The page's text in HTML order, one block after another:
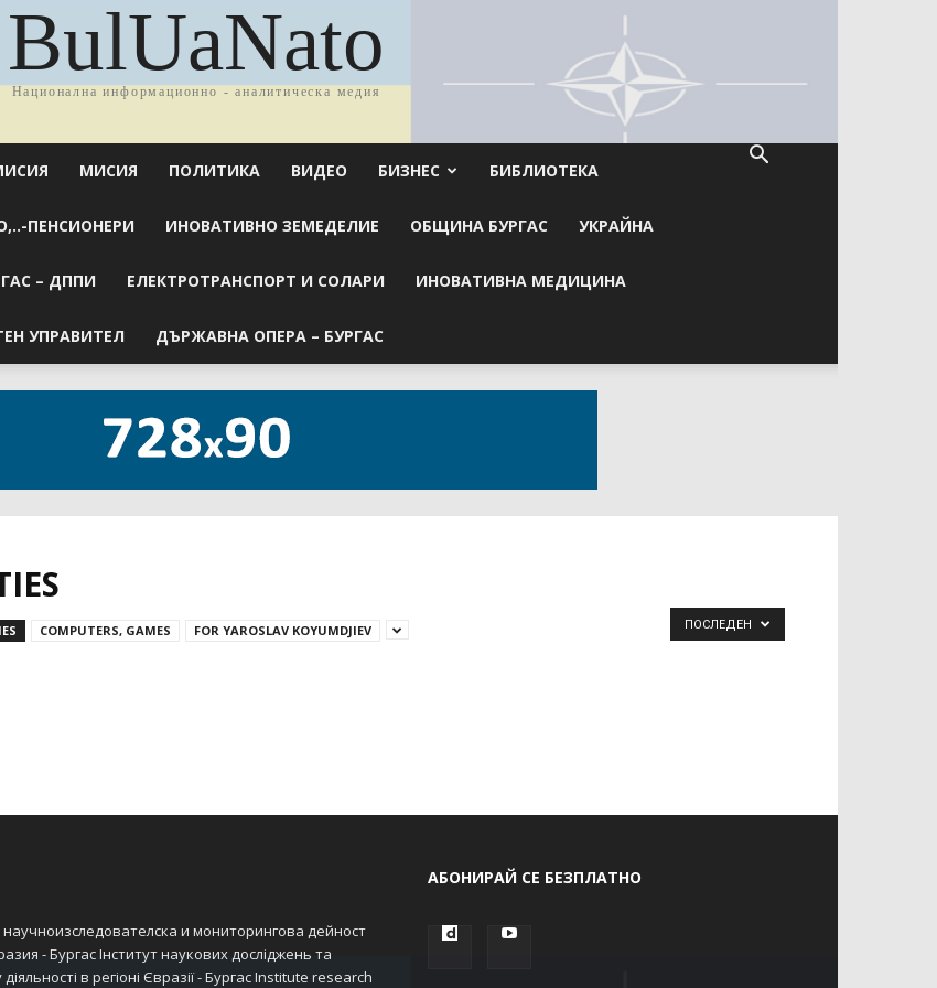
BulUaNato
Национална информационно - аналитическа медия
МИСИЯ ПОЛИТИКА ВИДЕО БИЗНЕС БИБЛИОТЕКА
ПЕНСИОНЕРИ ИНОВАТИВНО ЗЕМЕДЕЛИЕ ОБЩИНА БУРГАС УКРАЙНА
– ДППИ ЕЛЕКТРОТРАНСПОРТ И СОЛАРИ ИНОВАТИВНА МЕДИЦИНА
УПРАВИТЕЛ ДЪРЖАВНА ОПЕРА – БУРГАС
COMPUTERS, GAMES FOR YAROSLAV KOYUMDJIEV ПОСЛЕДЕН
научноизследователска и мониторингова дейност
- Бургас Інститут наукових досліджень та
в регіоні Євразії - Бургас Institute research
АБОНИРАЙ СЕ БЕЗПЛАТНО